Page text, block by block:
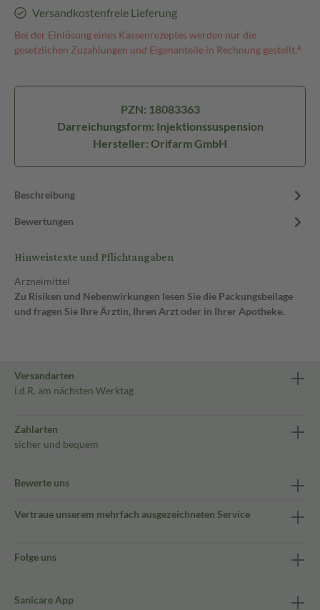
Versandkostenfreie Lieferung
Bei der Einlösung eines Kassenrezeptes werden nur die
gesetzlichen Zuzahlungen und Eigenanteile in Rechnung gestellt.⁴
PZN: 18083363
Darreichungsform: Injektionssuspension
Hersteller: Orifarm GmbH
Beschreibung
Bewertungen
Hinweistexte und Pflichtangaben
Arzneimittel
Zu Risiken und Nebenwirkungen lesen Sie die Packungsbeilage
und fragen Sie Ihre Ärztin, Ihren Arzt oder in Ihrer Apotheke.
Versandarten
i.d.R. am nächsten Werktag
Zahlarten
sicher und bequem
Bewerte uns
Vertraue unserem mehrfach ausgezeichneten Service
Folge uns
Sanicare App